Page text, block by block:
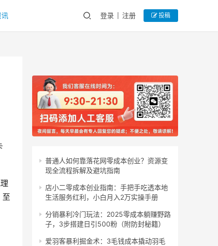
登录 注册 投稿
至
普通人如何靠落花网零成本创业？资源变
现全流程拆解及避坑指南
店小二零成本创业指南：手把手吃透本地
生活服务红利，小白月入2万实操手册
分销暴利冷门玩法：2025零成本躺赚野路
子，3步搭建日引500粉（附防封秘籍）
爱羽客暴利掘金术：3毛钱成本撬动羽毛